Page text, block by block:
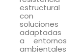
estructural
con
soluciones
adaptadas
a entornos
ambientales